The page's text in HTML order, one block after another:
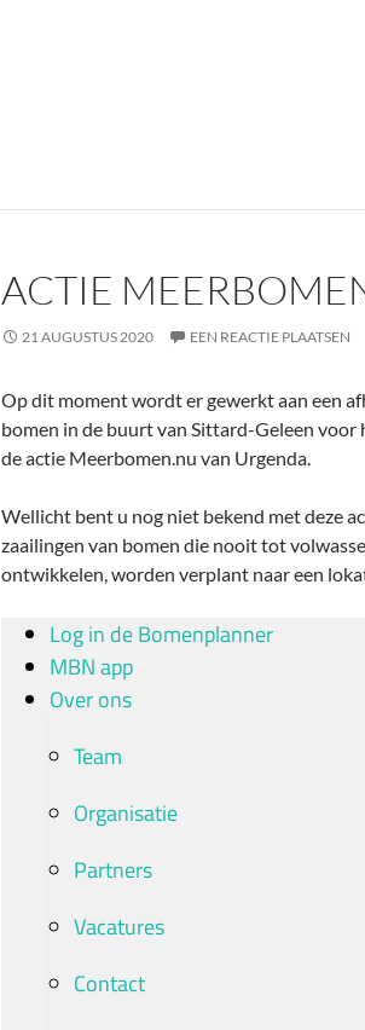
ACTIE
21 AUGUSTUS 2020 EEN REACTIE PLAATSEN
Op dit moment wordt er gewerkt aan een
bomen in de buurt van Sittard-Geleen voor
de actie Meerbomen.nu van Urgenda.
Wellicht bent u nog niet bekend met deze
zaailingen van bomen die nooit tot
ontwikkelen, worden verplant naar een